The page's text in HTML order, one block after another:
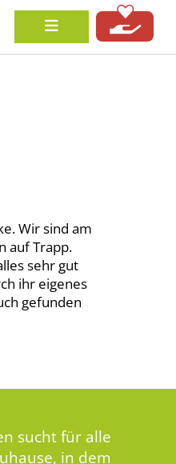
Wir sind am
auf Trapp.
sehr gut
ihr eigenes
gefunden
sucht für alle
in dem